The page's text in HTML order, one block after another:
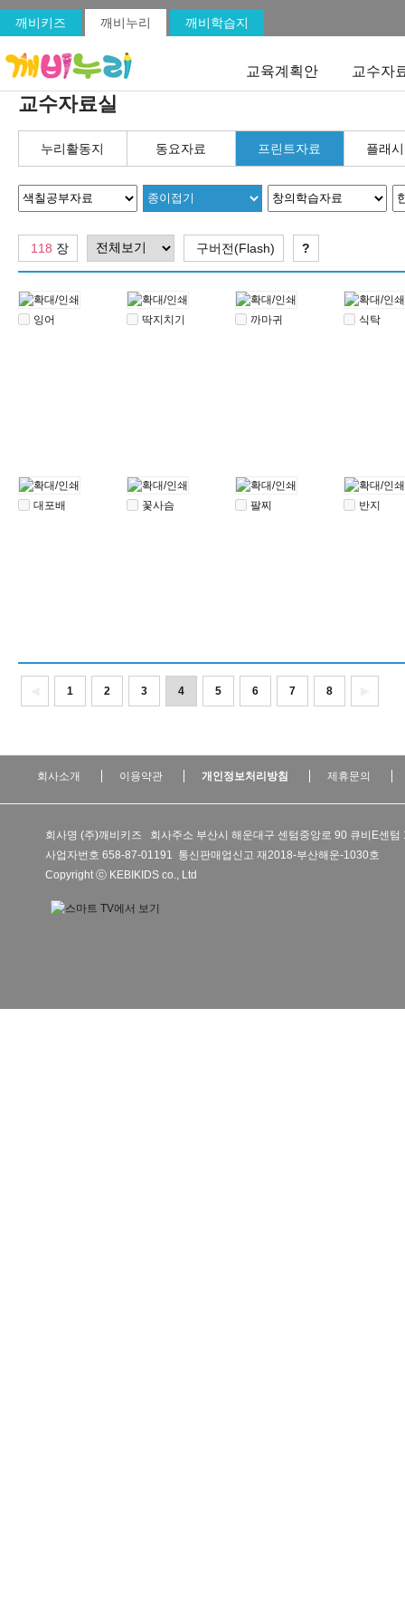
깨비키즈 깨비누리 깨비학습지
교육계획안 교수자
교수자료실
누리활동지 동요자료 프린트자료 플래
118 장 구버전(Flash) ?
잉어 딱지치기 까마귀 식탁
대포배 꽃사슴 팔찌 반지
1 2 3 4 5 6 7 8
회사소개 이용약관 개인정보처리방침 제휴문의
회사명 (주)깨비키즈 회사주소 부산시 해운대구 센텀중앙로 90 큐비E센
사업자번호 658-87-01191 통신판매업신고 재2018-부산해운-1030호
Copyright ⓒ KEBIKIDS co., Ltd